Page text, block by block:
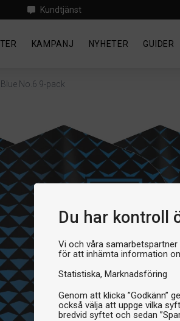
Du har kontroll
Vi och våra samarbetspartner
för att inhämta information
Statistiska Marknadsföring
Genom att klicka ”Godkänn”
också välja att uppge vilka
bredvid syftet och sedan
Kundtjänst
KAMPANJ NYHETER GUIDER
No.6 9-pack